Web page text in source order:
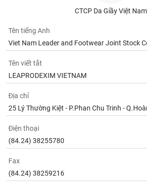
CTCP Da Giầy Việt Nam
Tên tiếng Anh
Viet Nam Leader and Footwear Joint Stock
Tên viết tắt
LEAPRODEXIM VIETNAM
Địa chỉ
25 Lý Thường Kiệt - P.Phan Chu Trinh -
Điện thoại
(84.24) 38255780
Fax
(84.24) 38259216
(-)
Tất cả Người nội bộ Người liên
Tin
tức
Bài
viết
tác
(-)